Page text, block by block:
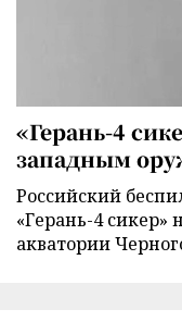
«Герань-4
западным
Российский
«Герань-4 сикер»
акватории